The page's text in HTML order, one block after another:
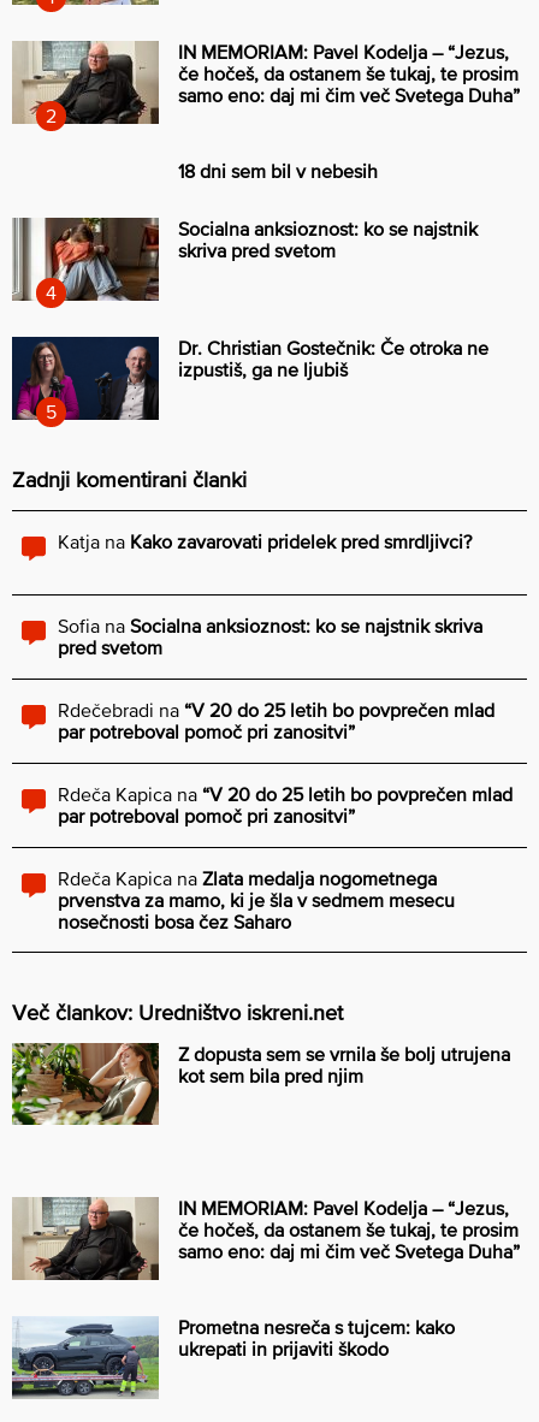
IN MEMORIAM: Pavel Kodelja – “Jezus,
če hočeš, da ostanem še tukaj, te prosim
samo eno: daj mi čim več Svetega Duha”
18 dni sem bil v nebesih
Socialna anksioznost: ko se najstnik
skriva pred svetom
Dr. Christian Gostečnik: Če otroka ne
izpustiš, ga ne ljubiš
Zadnji komentirani članki
Katja na Kako zavarovati pridelek pred smrdljivci?
Sofia na Socialna anksioznost: ko se najstnik skriva
pred svetom
Rdečebradi na “V 20 do 25 letih bo povprečen mlad
par potreboval pomoč pri zanositvi”
Rdeča Kapica na “V 20 do 25 letih bo povprečen mlad
par potreboval pomoč pri zanositvi”
Rdeča Kapica na Zlata medalja nogometnega
prvenstva za mamo, ki je šla v sedmem mesecu
nosečnosti bosa čez Saharo
Več člankov: Uredništvo iskreni.net
Z dopusta sem se vrnila še bolj utrujena
kot sem bila pred njim
IN MEMORIAM: Pavel Kodelja – “Jezus,
če hočeš, da ostanem še tukaj, te prosim
samo eno: daj mi čim več Svetega Duha”
Prometna nesreča s tujcem: kako
ukrepati in prijaviti škodo